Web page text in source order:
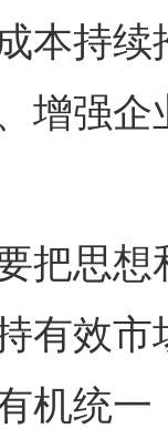
本持
增强
思想
有效市
机统